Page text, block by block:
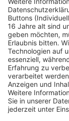
„Reviersystem“?
Perückengehörns?
Nach oben
Find Your Way!
Categories
E-Learning
Heintges
Messen(2)